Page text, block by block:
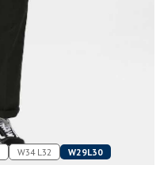
W34 L32 W29L30